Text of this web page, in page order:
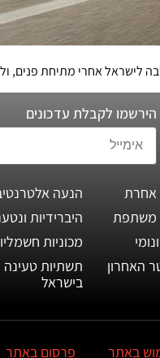
שבה לישראל אחרי מתיחת פנים,
הירשמו לקבלת עדכונים
אחרת
משתפת
האחרון
הנעה
היברידיות
מכוניות
תשתיות טעינה
בישראל
באתר פרסום באתר